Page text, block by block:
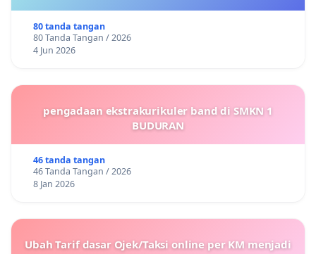
80 tanda tangan
80 Tanda Tangan / 2026
4 Jun 2026
pengadaan ekstrakurikuler band di SMKN 1
BUDURAN
46 tanda tangan
46 Tanda Tangan / 2026
8 Jan 2026
Ubah Tarif dasar Ojek/Taksi online per KM menjadi